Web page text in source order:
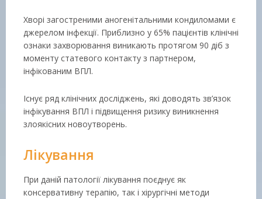
Хворі загостреними аногенітальними кондиломами є
джерелом інфекції. Приблизно у 65% пацієнтів клінічні
ознаки захворювання виникають протягом 90 діб з
моменту статевого контакту з партнером,
інфікованим ВПЛ.
Існує ряд клінічних досліджень, які доводять зв’язок
інфікування ВПЛ і підвищення ризику виникнення
злоякісних новоутворень.
Лікування
При даній патології лікування поєднує як
консервативну терапію, так і хірургічні методи